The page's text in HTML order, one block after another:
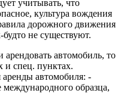
учитывать, что
культура вождения
дорожного движения
не существуют.
автомобиль, то
и спец. пунктах.
автомобиля: -
международного образца,